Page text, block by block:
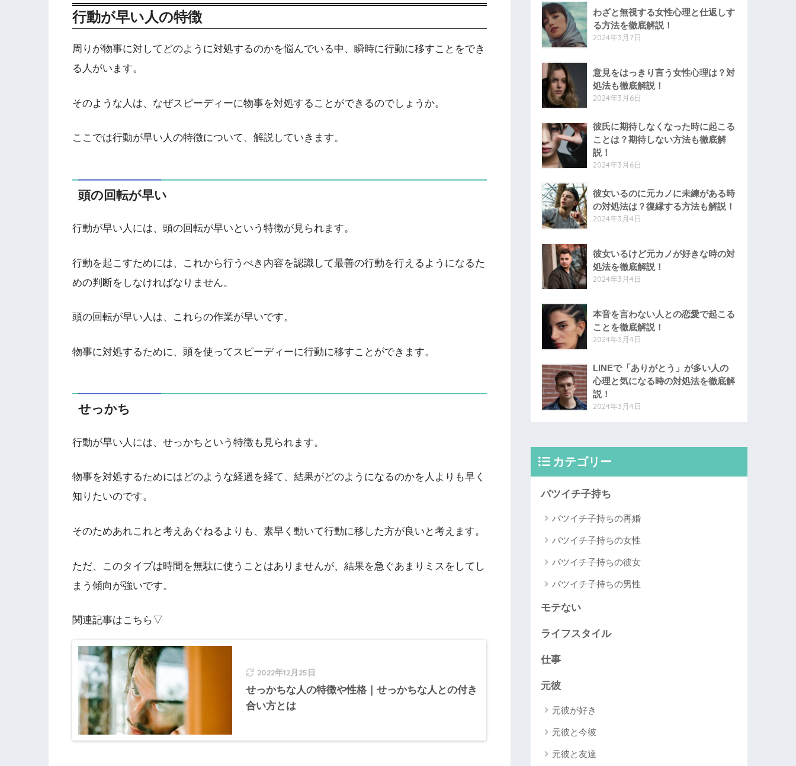
行動が早い人の特徴
周りが物事に対してどのように対処するのかを悩んでいる中、瞬時に行動に移すことをでき
る人がいます。
そのような人は、なぜスピーディーに物事を対処することができるのでしょうか。
ここでは行動が早い人の特徴について、解説していきます。
頭の回転が早い
行動が早い人には、頭の回転が早いという特徴が見られます。
行動を起こすためには、これから行うべき内容を認識して最善の行動を行えるようになるた
めの判断をしなければなりません。
頭の回転が早い人は、これらの作業が早いです。
物事に対処するために、頭を使ってスピーディーに行動に移すことができます。
せっかち
行動が早い人には、せっかちという特徴も見られます。
物事を対処するためにはどのような経過を経て、結果がどのようになるのかを人よりも早く
知りたいのです。
そのためあれこれと考えあぐねるよりも、素早く動いて行動に移した方が良いと考えます。
ただ、このタイプは時間を無駄に使うことはありませんが、結果を急ぐあまりミスをしてし
まう傾向が強いです。
関連記事はこちら▽
2022年12月25日
せっかちな人の特徴や性格｜せっかちな人との付き
合い方とは
わざと無視する女性心理と仕返しす
る方法を徹底解説！
2024年3月7日
意見をはっきり言う女性心理は？対
処法も徹底解説！
2024年3月6日
彼氏に期待しなくなった時に起こる
ことは？期待しない方法も徹底解
説！
2024年3月6日
彼女いるのに元カノに未練がある時
の対処法は？復縁する方法も解説！
2024年3月4日
彼女いるけど元カノが好きな時の対
処法を徹底解説！
2024年3月4日
本音を言わない人との恋愛で起こる
ことを徹底解説！
2024年3月4日
LINEで「ありがとう」が多い人の
心理と気になる時の対処法を徹底解
説！
2024年3月4日
カテゴリー
バツイチ子持ち
バツイチ子持ちの再婚
バツイチ子持ちの女性
バツイチ子持ちの彼女
バツイチ子持ちの男性
モテない
ライフスタイル
仕事
元彼
元彼が好き
元彼と今彼
元彼と友達